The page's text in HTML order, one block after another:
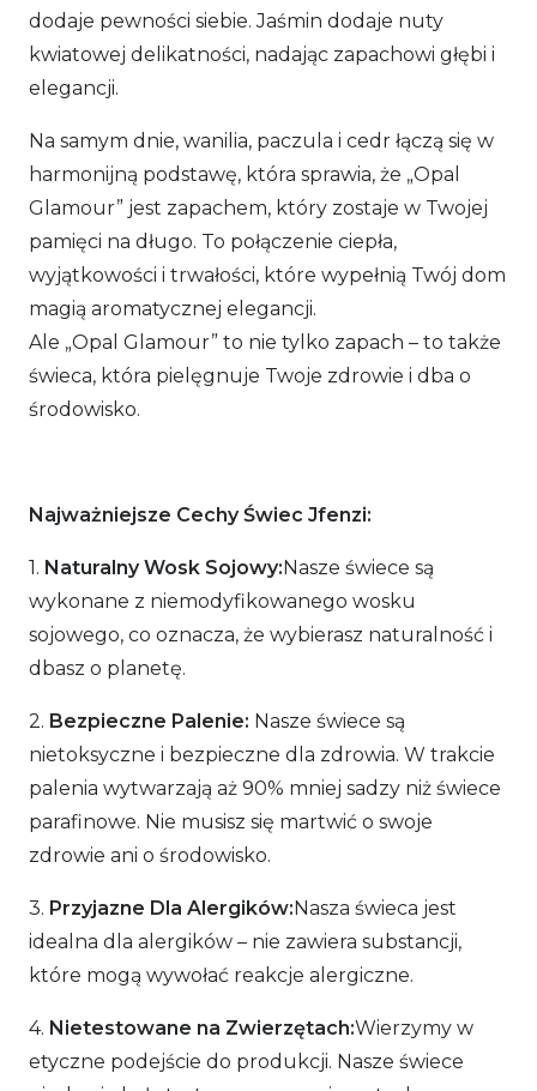
dodaje pewności siebie. Jaśmin dodaje nuty
kwiatowej delikatności, nadając zapachowi głębi i
elegancji.
Na samym dnie, wanilia, paczula i cedr łączą się w
harmonijną podstawę, która sprawia, że „Opal
Glamour” jest zapachem, który zostaje w Twojej
pamięci na długo. To połączenie ciepła,
wyjątkowości i trwałości, które wypełnią Twój dom
magią aromatycznej elegancji.
Ale „Opal Glamour” to nie tylko zapach – to także
świeca, która pielęgnuje Twoje zdrowie i dba o
środowisko.
Najważniejsze Cechy Świec Jfenzi:
1. Naturalny Wosk Sojowy:Nasze świece są
wykonane z niemodyfikowanego wosku
sojowego, co oznacza, że wybierasz naturalność i
dbasz o planetę.
2. Bezpieczne Palenie: Nasze świece są
nietoksyczne i bezpieczne dla zdrowia. W trakcie
palenia wytwarzają aż 90% mniej sadzy niż świece
parafinowe. Nie musisz się martwić o swoje
zdrowie ani o środowisko.
3. Przyjazne Dla Alergików:Nasza świeca jest
idealna dla alergików – nie zawiera substancji,
które mogą wywołać reakcje alergiczne.
4. Nietestowane na Zwierzętach:Wierzymy w
etyczne podejście do produkcji. Nasze świece